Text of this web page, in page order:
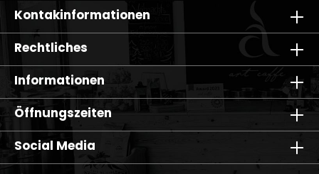
Kontakinformationen
Rechtliches
Informationen
Öffnungszeiten
Social Media